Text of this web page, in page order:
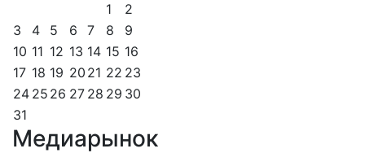
1
2
3
4 5 6 7 8
9
10 11 12 13 14 15 16
17 18 19 20 21 22 23
24 25 26 27 28 29 30
31
Медиарынок